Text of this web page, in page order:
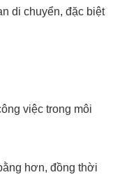
di chuyển, đặc biệt
việc trong môi
hơn, đồng thời